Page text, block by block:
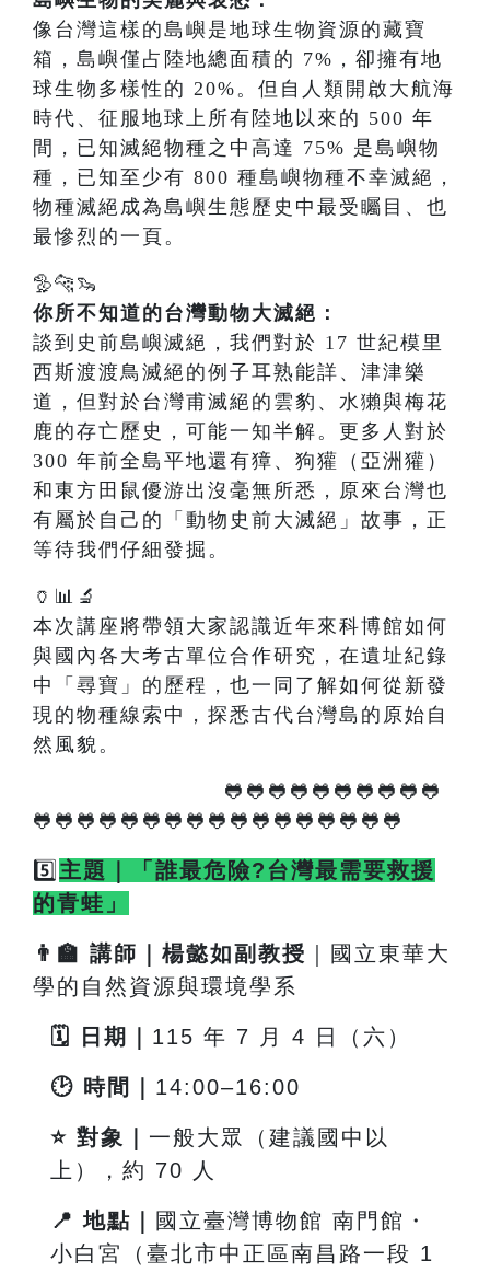
像台灣這樣的島嶼是地球生物資源的藏寶
箱，島嶼僅占陸地總面積的 7%，卻擁有地
球生物多樣性的 20%。但自人類開啟大航海
時代、征服地球上所有陸地以來的 500 年
間，已知滅絕物種之中高達 75% 是島嶼物
種，已知至少有 800 種島嶼物種不幸滅絕，
物種滅絕成為島嶼生態歷史中最受矚目、也
最慘烈的一頁。
🦤🐆🦦
你所不知道的台灣動物大滅絕：
談到史前島嶼滅絕，我們對於 17 世紀模里
西斯渡渡鳥滅絕的例子耳熟能詳、津津樂
道，但對於台灣甫滅絕的雲豹、水獺與梅花
鹿的存亡歷史，可能一知半解。更多人對於
300 年前全島平地還有獐、狗獾（亞洲獾）
和東方田鼠優游出沒毫無所悉，原來台灣也
有屬於自己的「動物史前大滅絕」故事，正
等待我們仔細發掘。
🏺📊🔬
本次講座將帶領大家認識近年來科博館如何
與國內各大考古單位合作研究，在遺址紀錄
中「尋寶」的歷程，也一同了解如何從新發
現的物種線索中，探悉古代台灣島的原始自
然風貌。
🐸🐸🐸🐸🐸🐸🐸🐸🐸🐸
🐸🐸🐸🐸🐸🐸🐸🐸🐸🐸🐸🐸🐸🐸🐸🐸🐸
5️⃣ 主題｜「誰最危險?台灣最需要救援
的青蛙」
👨 🏫 講師｜楊懿如副教授 ｜國立東華大
學的自然資源與環境學系
🗓 日期｜ 115 年 7 月 4 日（六）
🕑 時間｜ 14:00–16:00
⭐ 對象｜ 一般大眾（建議國中以
上），約 70 人
📍 地點｜
國立臺灣博物館 南門館・
小白宮（臺北市中正區南昌路一段 1